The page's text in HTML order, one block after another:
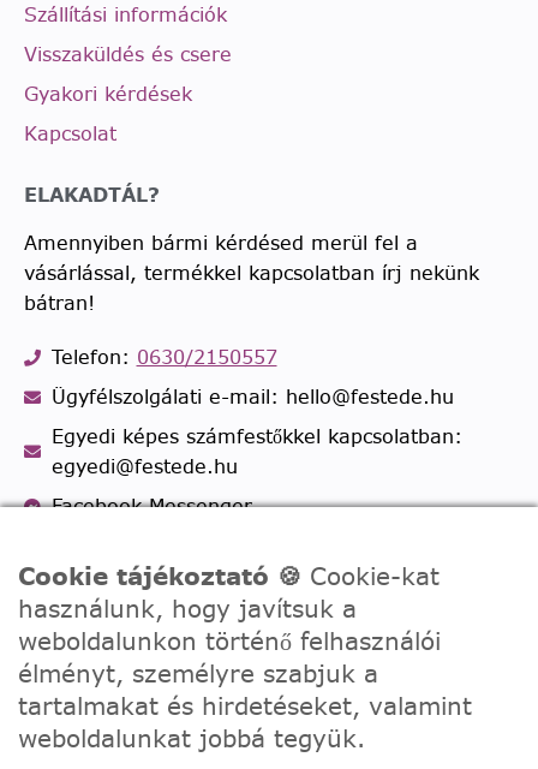
Szállítási információk
Visszaküldés és csere
Gyakori kérdések
Kapcsolat
ELAKADTÁL?
Amennyiben bármi kérdésed merül fel a
vásárlással, termékkel kapcsolatban írj nekünk
bátran!
Telefon: 0630/2150557
Ügyfélszolgálati e-mail: hello@festede.hu
Egyedi képes számfestőkkel kapcsolatban:
egyedi@festede.hu
Facebook Messenger
Cookie tájékoztató 🍪 Cookie-kat
használunk, hogy javítsuk a
weboldalunkon történő felhasználói
élményt, személyre szabjuk a
tartalmakat és hirdetéseket, valamint
weboldalunkat jobbá tegyük.